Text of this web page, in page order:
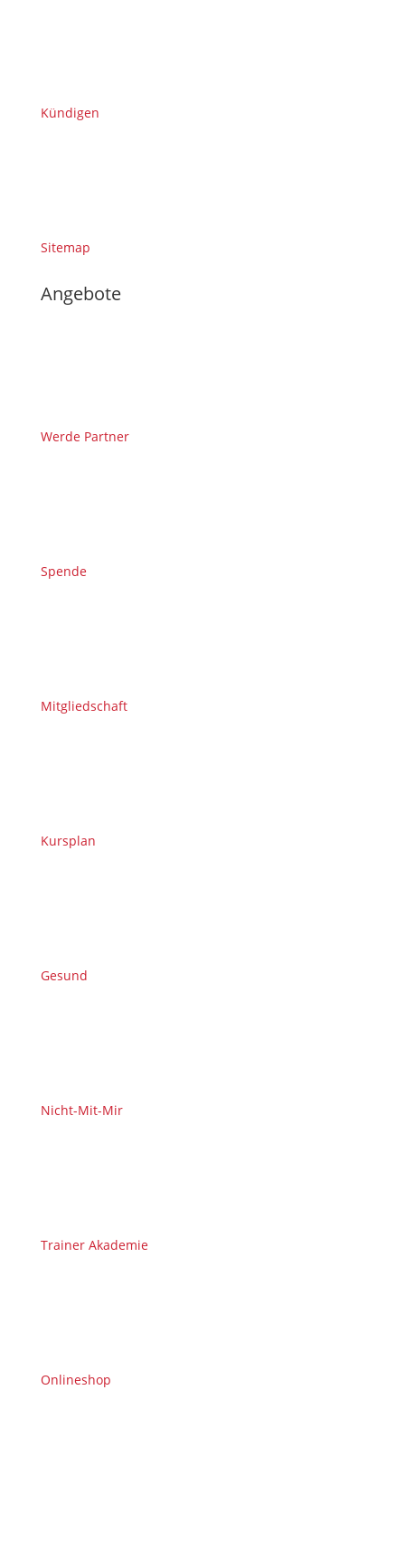
Kündigen
Sitemap
Angebote
Werde Partner
Spende
Mitgliedschaft
Kursplan
Gesund
Nicht-Mit-Mir
Trainer Akademie
Onlineshop